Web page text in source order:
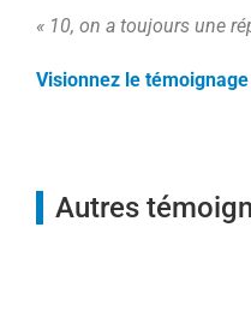
« 10, on a toujours une
Visionnez le
Autres